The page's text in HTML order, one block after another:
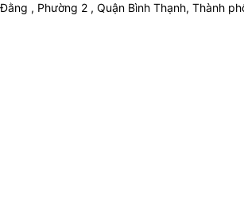
, Phường 2 , Quận Bình Thạnh, Thành